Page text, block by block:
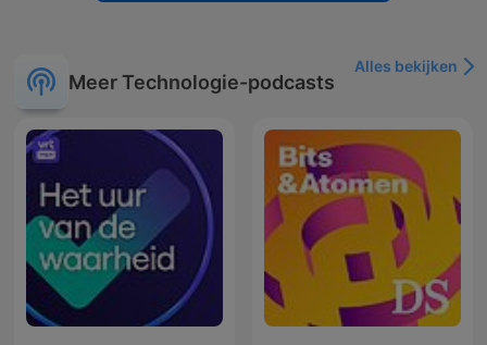
Meer Technologie-podcasts
Alles bekijken